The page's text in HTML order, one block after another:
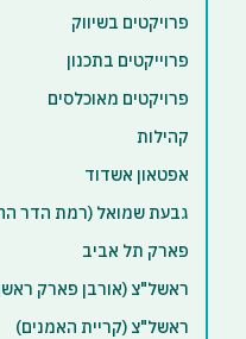
פרויקטים בשיווק
פרוייקטים בתכנון
פרויקטים מאוכלסים
קהילות
אפטאון אשדוד
גבעת שמואל (רמת הדר
פארק תל אביב
ראשל"צ (אורבן פארק
ראשל"צ (קריית האמנים)